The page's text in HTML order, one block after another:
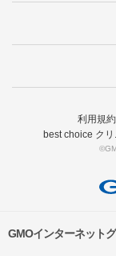
利用規約
best choice ク
GMOインターネット